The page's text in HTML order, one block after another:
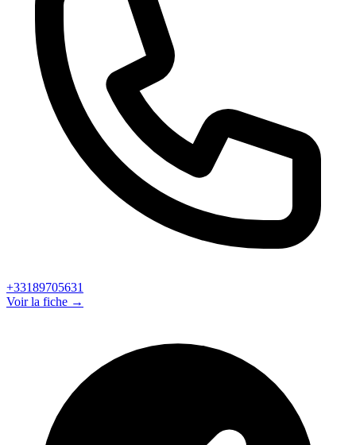
+33189705631
Voir la fiche →